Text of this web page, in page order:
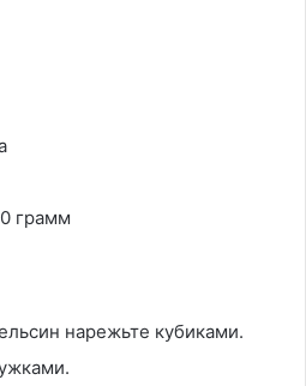
грамм
нарежьте кубиками.